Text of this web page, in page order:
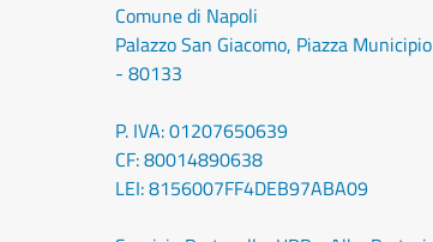
Comune di Napoli
Palazzo San Giacomo, Piazza Municipio
- 80133
P. IVA: 01207650639
CF: 80014890638
LEI: 8156007FF4DEB97ABA09